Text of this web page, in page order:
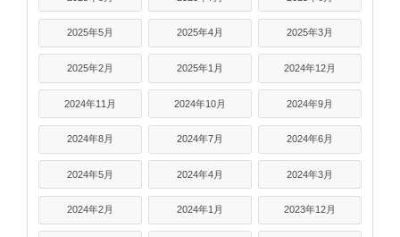
2025年5月 2025年4月 2025年3月
2025年2月 2025年1月 2024年12月
2024年11月 2024年10月 2024年9月
2024年8月 2024年7月 2024年6月
2024年5月 2024年4月 2024年3月
2024年2月 2024年1月 2023年12月